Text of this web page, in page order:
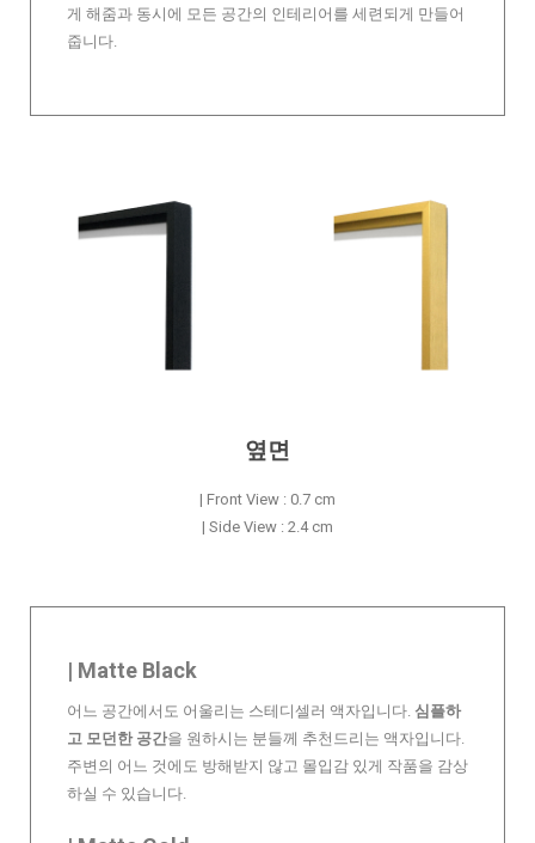
게 해줌과 동시에 모든 공간의 인테리어를 세련되게 만들어
줍니다.
옆면
| Front View : 0.7 cm
| Side View : 2.4 cm
| Matte Black
어느 공간에서도 어울리는 스테디셀러 액자입니다. 심플하
고 모던한 공간을 원하시는 분들께 추천드리는 액자입니다.
주변의 어느 것에도 방해받지 않고 몰입감 있게 작품을 감상
하실 수 있습니다.